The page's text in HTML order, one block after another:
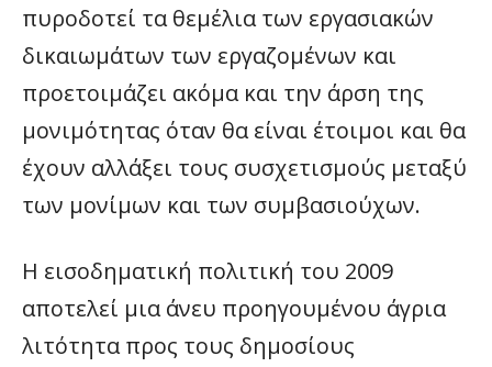
πυροδοτεί τα θεμέλια των εργασιακών
δικαιωμάτων των εργαζομένων και
προετοιμάζει ακόμα και την άρση της
μονιμότητας όταν θα είναι έτοιμοι και θα
έχουν αλλάξει τους συσχετισμούς μεταξύ
των μονίμων και των συμβασιούχων.
Η εισοδηματική πολιτική του 2009
αποτελεί μια άνευ προηγουμένου άγρια
λιτότητα προς τους δημοσίους